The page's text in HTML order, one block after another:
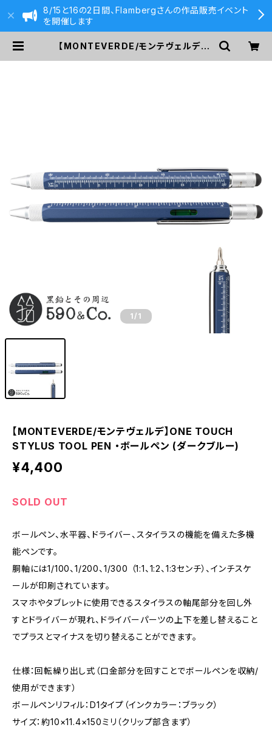
8/15と16の2日間、Flambergさんの作品販売イベント
を開催します
【MONTEVERDE/モンテヴェルデ】O
1 /1
【MONTEVERDE/モンテヴェルデ】ONE TOUCH
STYLUS TOOL PEN ・ボールペン (ダークブルー)
¥4,400
SOLD OUT
ボールペン、水平器、ドライバー、スタイラスの機能を備えた多機
能ペンです。
胴軸には1/100、1/200、1/300 （1:1、1:2、1:3センチ）、インチスケ
ールが印刷されています。
スマホやタブレットに使用できるスタイラスの軸尾部分を回し外
すとドライバーが現れ、ドライバーパーツの上下を差し替えること
でプラスとマイナスを切り替えることができます。
仕様：回転繰り出し式（口金部分を回すことでボールペンを収納/
使用ができます）
ボールペンリフィル：D1タイプ（インクカラー：ブラック）
サイズ：約10×11.4×150ミリ（クリップ部含まず）